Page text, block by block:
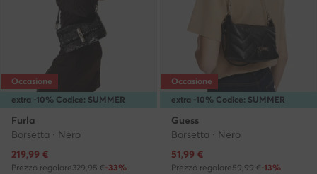
extra -10% Codice: SUMMER
Occasione
Furla
Borsetta · Nero
Prezzo attuale
219,99 €
Prezzo regolare329,95 €-33%
extra -10% Codice: SUMMER
Occasione
Guess
Borsetta · Nero
Prezzo attuale
51,99 €
Prezzo regolare59,99 €-13%